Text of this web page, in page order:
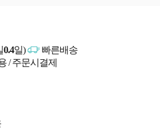
0.4일)
빠른배송
/ 주문시결제